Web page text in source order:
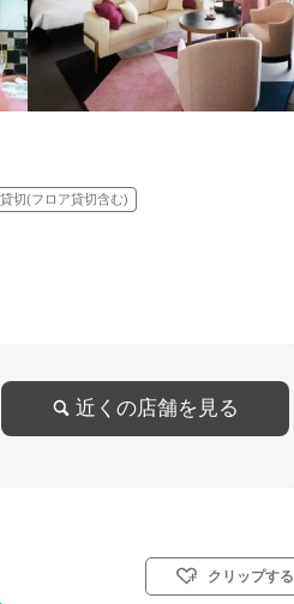
貸切(フロア貸切含む)
近くの店舗を見る
クリップする